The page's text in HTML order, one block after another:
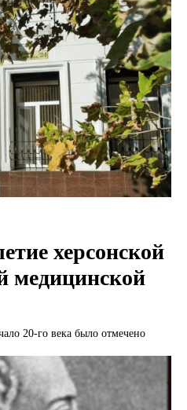
херсонской
медицинской
20-го века было отмечено